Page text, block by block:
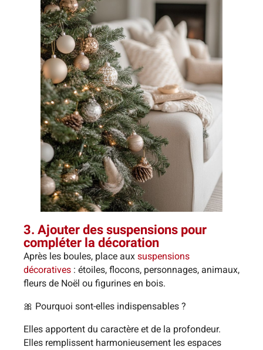
3. Ajouter des suspensions pour
compléter la décoration
Après les boules, place aux suspensions
décoratives : étoiles, flocons, personnages, animaux,
fleurs de Noël ou figurines en bois.
🎀 Pourquoi sont-elles indispensables ?
Elles apportent du caractère et de la profondeur.
Elles remplissent harmonieusement les espaces